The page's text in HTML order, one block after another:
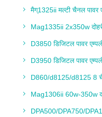
मैग्1325ii मल्टी चैनल पावर
Mag1335ii 2x350w
D3850 डिजिटल पावर
D3950 डिजिटल पावर
D860/d8125/d8125 8
Mag1306ii 60w-350w
DPA500/DPA750/